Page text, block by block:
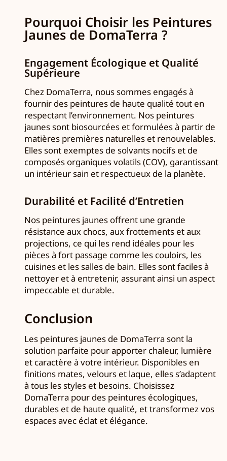
Pourquoi Choisir les Peintures
Jaunes de DomaTerra ?
Engagement Écologique et Qualité
Supérieure
Chez DomaTerra, nous sommes engagés à
fournir des peintures de haute qualité tout en
respectant l’environnement. Nos peintures
jaunes sont biosourcées et formulées à partir de
matières premières naturelles et renouvelables.
Elles sont exemptes de solvants nocifs et de
composés organiques volatils (COV), garantissant
un intérieur sain et respectueux de la planète.
Durabilité et Facilité d’Entretien
Nos peintures jaunes offrent une grande
résistance aux chocs, aux frottements et aux
projections, ce qui les rend idéales pour les
pièces à fort passage comme les couloirs, les
cuisines et les salles de bain. Elles sont faciles à
nettoyer et à entretenir, assurant ainsi un aspect
impeccable et durable.
Conclusion
Les peintures jaunes de DomaTerra sont la
solution parfaite pour apporter chaleur, lumière
et caractère à votre intérieur. Disponibles en
finitions mates, velours et laque, elles s’adaptent
à tous les styles et besoins. Choisissez
DomaTerra pour des peintures écologiques,
durables et de haute qualité, et transformez vos
espaces avec éclat et élégance.